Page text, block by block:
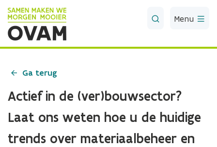
Skip to Main Content
Menu
Ga terug
Actief in de (ver)bouwsector?
Laat ons weten hoe u de huidige
trends over materiaalbeheer en